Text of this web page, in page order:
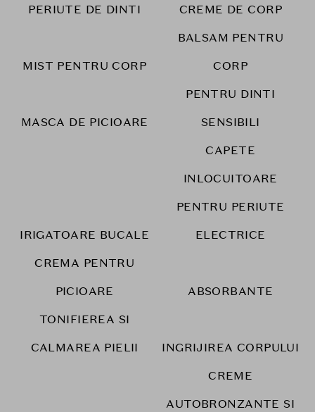
PERIUTE DE DINTI
CREME DE CORP
MIST PENTRU CORP
BALSAM PENTRU
CORP
MASCA DE PICIOARE
PENTRU DINTI
SENSIBILI
IRIGATOARE BUCALE
CAPETE
INLOCUITOARE
PENTRU PERIUTE
ELECTRICE
CREMA PENTRU
PICIOARE
ABSORBANTE
TONIFIEREA SI
CALMAREA PIELII
INGRIJIREA CORPULUI
CREME
AUTOBRONZANTE SI